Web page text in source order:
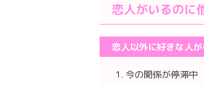
恋人がいるのに
恋人以外に好きな人
今の関係が停滞中